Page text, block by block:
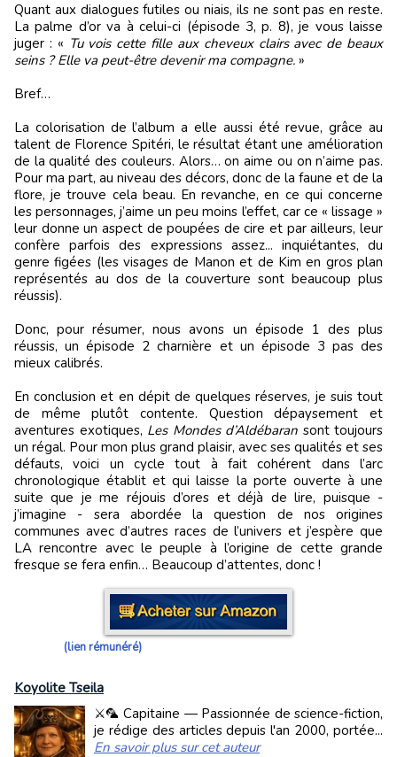
Quant aux dialogues futiles ou niais, ils ne sont pas en reste.
La palme d’or va à celui-ci (épisode 3, p. 8), je vous laisse
juger : « Tu vois cette fille aux cheveux clairs avec de beaux
seins ? Elle va peut-être devenir ma compagne. »
Bref…
La colorisation de l’album a elle aussi été revue, grâce au
talent de Florence Spitéri, le résultat étant une amélioration
de la qualité des couleurs. Alors… on aime ou on n’aime pas.
Pour ma part, au niveau des décors, donc de la faune et de la
flore, je trouve cela beau. En revanche, en ce qui concerne
les personnages, j’aime un peu moins l’effet, car ce « lissage »
leur donne un aspect de poupées de cire et par ailleurs, leur
confère parfois des expressions assez... inquiétantes, du
genre figées (les visages de Manon et de Kim en gros plan
représentés au dos de la couverture sont beaucoup plus
réussis).
Donc, pour résumer, nous avons un épisode 1 des plus
réussis, un épisode 2 charnière et un épisode 3 pas des
mieux calibrés.
En conclusion et en dépit de quelques réserves, je suis tout
de même plutôt contente. Question dépaysement et
aventures exotiques, Les Mondes d’Aldébaran sont toujours
un régal. Pour mon plus grand plaisir, avec ses qualités et ses
défauts, voici un cycle tout à fait cohérent dans l’arc
chronologique établit et qui laisse la porte ouverte à une
suite que je me réjouis d’ores et déjà de lire, puisque -
j’imagine - sera abordée la question de nos origines
communes avec d’autres races de l’univers et j’espère que
LA rencontre avec le peuple à l’origine de cette grande
fresque se fera enfin… Beaucoup d’attentes, donc !
(lien rémunéré)
Koyolite Tseila
⚔️🦜 Capitaine — Passionnée de science-fiction,
je rédige des articles depuis l'an 2000, portée...
En savoir plus sur cet auteur